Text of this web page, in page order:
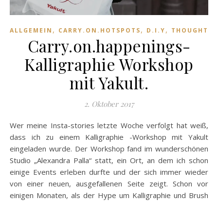
ALLGEMEIN , CARRY.ON.HOTSPOTS, D.I.Y,
Carry.on.happenings-
Kalligraphie Workshop
mit Yakult.
2. Oktober 2017
Wer meine Insta-stories letzte Woche verfolgt hat weiß,
dass ich zu einem Kalligraphie -Workshop mit Yakult
eingeladen wurde. Der Workshop fand im wunderschönen
Studio „Alexandra Palla“ statt, ein Ort, an dem ich schon
einige Events erleben durfte und der sich immer wieder
von einer neuen, ausgefallenen Seite zeigt. Schon vor
einigen Monaten, als der Hype um Kalligraphie und Brush